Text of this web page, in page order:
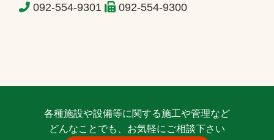
092-554-9301 092-554-9300
各種施設や設備等に関する施工や管理など
どんなことでも、お気軽にご相談下さい